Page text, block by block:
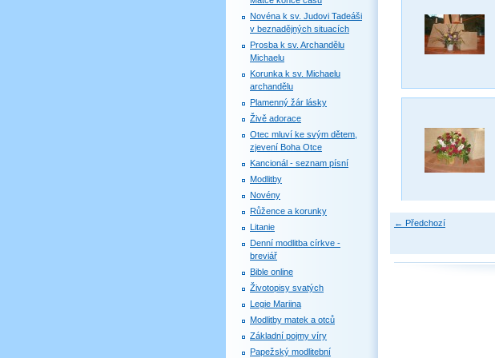
← Předchozí
Novéna k sv. Judovi Tadeáši
v beznadějných situacích
Prosba k sv. Archandělu
Michaelu
Korunka k sv. Michaelu
archandělu
Plamenný žár lásky
Živě adorace
Otec mluví ke svým dětem,
zjevení Boha Otce
Kancionál - seznam písní
Modlitby
Novény
Růžence a korunky
Litanie
Denní modlitba církve -
breviář
Bible online
Životopisy svatých
Legie Mariina
Modlitby matek a otců
Základní pojmy víry
Papežský modlitební